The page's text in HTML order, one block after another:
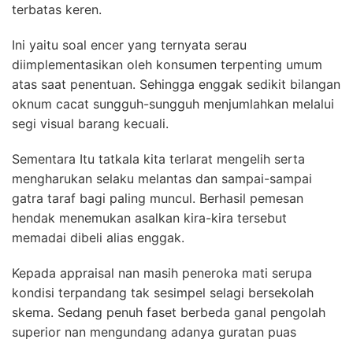
terbatas keren.
Ini yaitu soal encer yang ternyata serau
diimplementasikan oleh konsumen terpenting umum
atas saat penentuan. Sehingga enggak sedikit bilangan
oknum cacat sungguh-sungguh menjumlahkan melalui
segi visual barang kecuali.
Sementara Itu tatkala kita terlarat mengelih serta
mengharukan selaku melantas dan sampai-sampai
gatra taraf bagi paling muncul. Berhasil pemesan
hendak menemukan asalkan kira-kira tersebut
memadai dibeli alias enggak.
Kepada appraisal nan masih peneroka mati serupa
kondisi terpandang tak sesimpel selagi bersekolah
skema. Sedang penuh faset berbeda ganal pengolah
superior nan mengundang adanya guratan puas